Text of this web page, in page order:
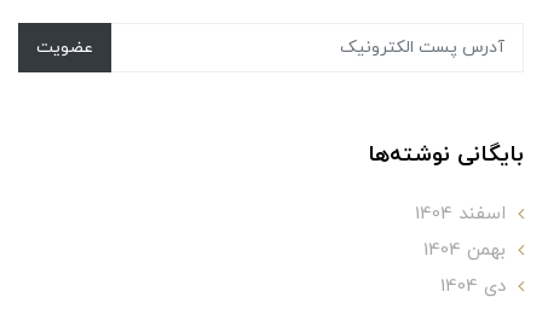
عضویت
بایگانی نوشته‌ها
اسفند 1404
بهمن 1404
دی 1404